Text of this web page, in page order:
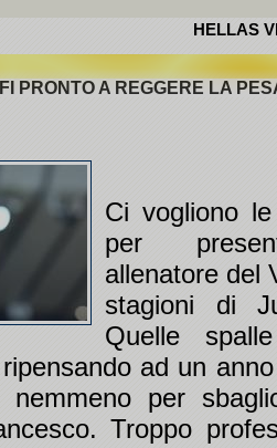
HELLAS
PRONTO A REGGERE LA
Ci vogliono
per
allenatore del
stagioni di
Quelle
ad un
nemmeno per
Troppo